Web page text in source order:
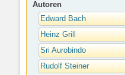
Autoren
Edward Bach
Heinz Grill
Sri Aurobindo
Rudolf Steiner